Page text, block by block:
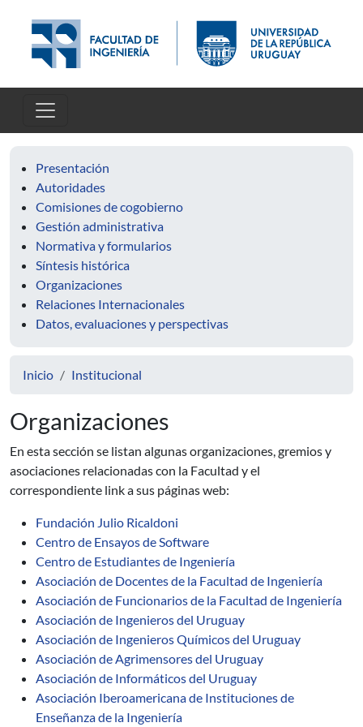
Presentación
Autoridades
Comisiones de cogobierno
Gestión administrativa
Normativa y formularios
Síntesis histórica
Organizaciones
Relaciones Internacionales
Datos, evaluaciones y perspectivas
Inicio Institucional
Organizaciones
En esta sección se listan algunas organizaciones, gremios y
asociaciones relacionadas con la Facultad y el
correspondiente link a sus páginas web:
Fundación Julio Ricaldoni
Centro de Ensayos de Software
Centro de Estudiantes de Ingeniería
Asociación de Docentes de la Facultad de Ingeniería
Asociación de Funcionarios de la Facultad de Ingeniería
Asociación de Ingenieros del Uruguay
Asociación de Ingenieros Químicos del Uruguay
Asociación de Agrimensores del Uruguay
Asociación de Informáticos del Uruguay
Asociación Iberoamericana de Instituciones de
Enseñanza de la Ingeniería